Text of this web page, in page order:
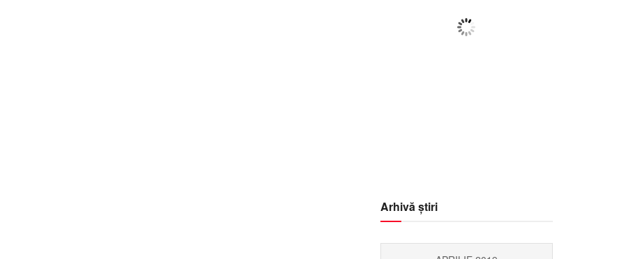
Ploaie Ușoară
Wind Gust:
Arhivă știri